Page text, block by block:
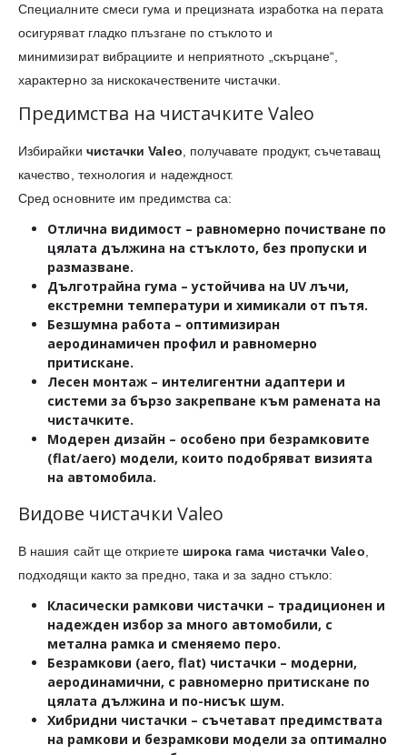
Специалните смеси гума и прецизната изработка на перата
осигуряват гладко плъзгане по стъклото и
минимизират вибрациите и неприятното „скърцане“,
характерно за нискокачествените чистачки.
Предимства на чистачките Valeo
Избирайки чистачки Valeo , получавате продукт, съчетаващ
качество, технология и надеждност.
Сред основните им предимства са:
Отлична видимост – равномерно почистване по
цялата дължина на стъклото, без пропуски и
размазване.
Дълготрайна гума – устойчива на UV лъчи,
екстремни температури и химикали от пътя.
Безшумна работа – оптимизиран
аеродинамичен профил и равномерно
притискане.
Лесен монтаж – интелигентни адаптери и
системи за бързо закрепване към рамената на
чистачките.
Модерен дизайн – особено при безрамковите
(flat/aero) модели, които подобряват визията
на автомобила.
Видове чистачки Valeo
В нашия сайт ще откриете широка гама чистачки Valeo
подходящи както за предно, така и за задно стъкло:
Класически рамкови чистачки – традиционен и
надежден избор за много автомобили, с
метална рамка и сменяемо перо.
Безрамкови (aero, flat) чистачки – модерни,
аеродинамични, с равномерно притискане по
цялата дължина и по-нисък шум.
Хибридни чистачки – съчетават предимствата
на рамкови и безрамкови модели за оптимално